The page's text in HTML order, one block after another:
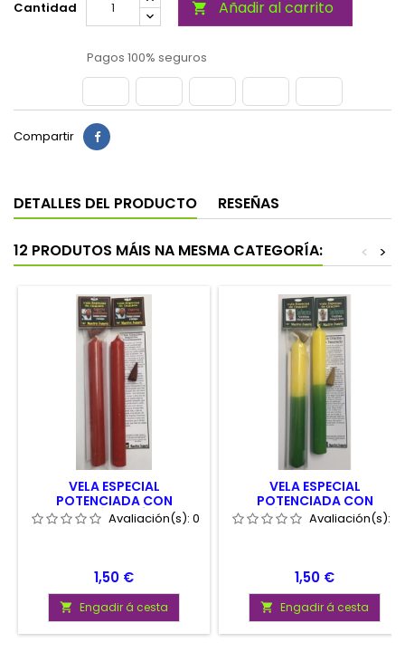
Cantidad  Añadir al carrito
Pagos 100% seguros
Compartir
DETALLES DEL PRODUCTO RESEÑAS
12 PRODUTOS MÁIS NA MESMA CATEGORÍA: >
<
VELA ESPECIAL
POTENCIADA CON
ORACIÓN ESPÍRITU
DOMINANTE
Avaliación(s): 0
Prezo
1,50 €
 Engadir á cesta
VELA ESPECIAL
POTENCIADA CON
ORACIÓN SAN PANCRACIO,
VENTAS
Avaliación(s):
Prezo
1,50 €
 Engadir á cesta